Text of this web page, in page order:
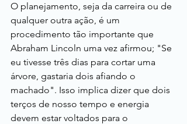
O planejamento, seja da carreira ou de
qualquer outra ação, é um
procedimento tão importante que
Abraham Lincoln uma vez afirmou; "Se
eu tivesse três dias para cortar uma
árvore, gastaria dois afiando o
machado". Isso implica dizer que dois
terços de nosso tempo e energia
devem estar voltados para o